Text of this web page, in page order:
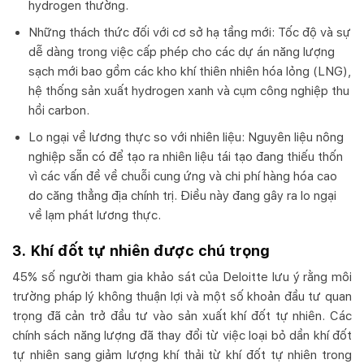
hydrogen thường.
Những thách thức đối với cơ sở hạ tầng mới: Tốc độ và sự
dễ dàng trong việc cấp phép cho các dự án năng lượng
sạch mới bao gồm các kho khí thiên nhiên hóa lỏng (LNG),
hệ thống sản xuất hydrogen xanh và cụm công nghiệp thu
hồi carbon.
Lo ngại về lương thực so với nhiên liệu: Nguyên liệu nông
nghiệp sẵn có để tạo ra nhiên liệu tái tạo đang thiếu thốn
vì các vấn đề về chuỗi cung ứng và chi phí hàng hóa cao
do căng thẳng địa chính trị. Điều này đang gây ra lo ngại
về lạm phát lương thực.
3. Khí đốt tự nhiên được chú trọng
45% số người tham gia khảo sát của Deloitte lưu ý rằng môi
trường pháp lý không thuận lợi và một số khoản đầu tư quan
trọng đã cản trở đầu tư vào sản xuất khí đốt tự nhiên. Các
chính sách năng lượng đã thay đổi từ việc loại bỏ dần khí đốt
tự nhiên sang giảm lượng khí thải từ khí đốt tự nhiên trong